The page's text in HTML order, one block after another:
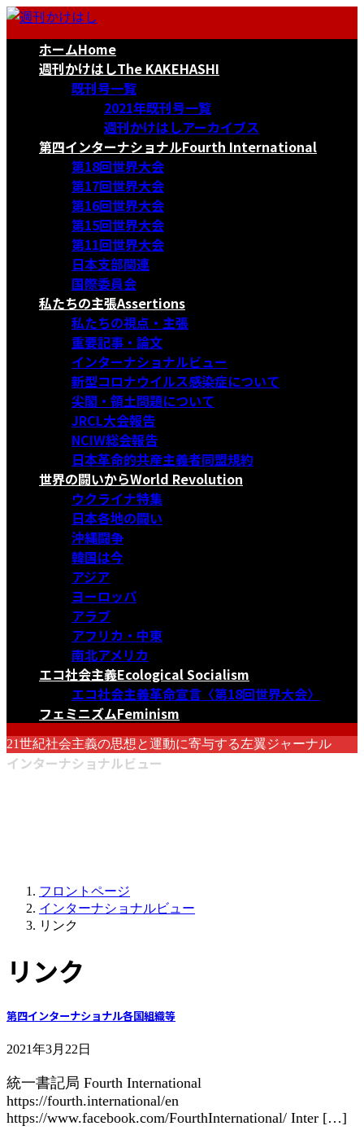
コ
ナ
ホームHome
週刊かけはしThe KAKEHASHI
既刊号一覧
2021年既刊号一覧
週刊かけはしアーカイブス
第四インターナショナルFourth International
第18回世界大会
第17回世界大会
第16回世界大会
第15回世界大会
第11回世界大会
日本支部関連
国際委員会
私たちの主張Assertions
私たちの視点・主張
重要記事・論文
インターナショナルビュー
新型コロナウイルス感染症について
尖閣・領土問題について
JRCL大会報告
NCIW総会報告
日本革命的共産主義者同盟規約
世界の闘いからWorld Revolution
ウクライナ特集
日本各地の闘い
沖縄闘争
韓国は今
アジア
ヨーロッパ
アラブ
アフリカ・中東
南北アメリカ
エコ社会主義Ecological Socialism
エコ社会主義革命宣言〈第18回世界大会〉
フェミニズムFeminism
21世紀社会主義の思想と運動に寄与する左翼ジャーナル
インターナショナルビュー
フロントページ
インターナショナルビュー
リンク
リンク
第四インターナショナル各国組織等
2021年3月22日
統一書記局 Fourth International
https://fourth.international/en
https://www.facebook.com/FourthInternational/ Inter […]